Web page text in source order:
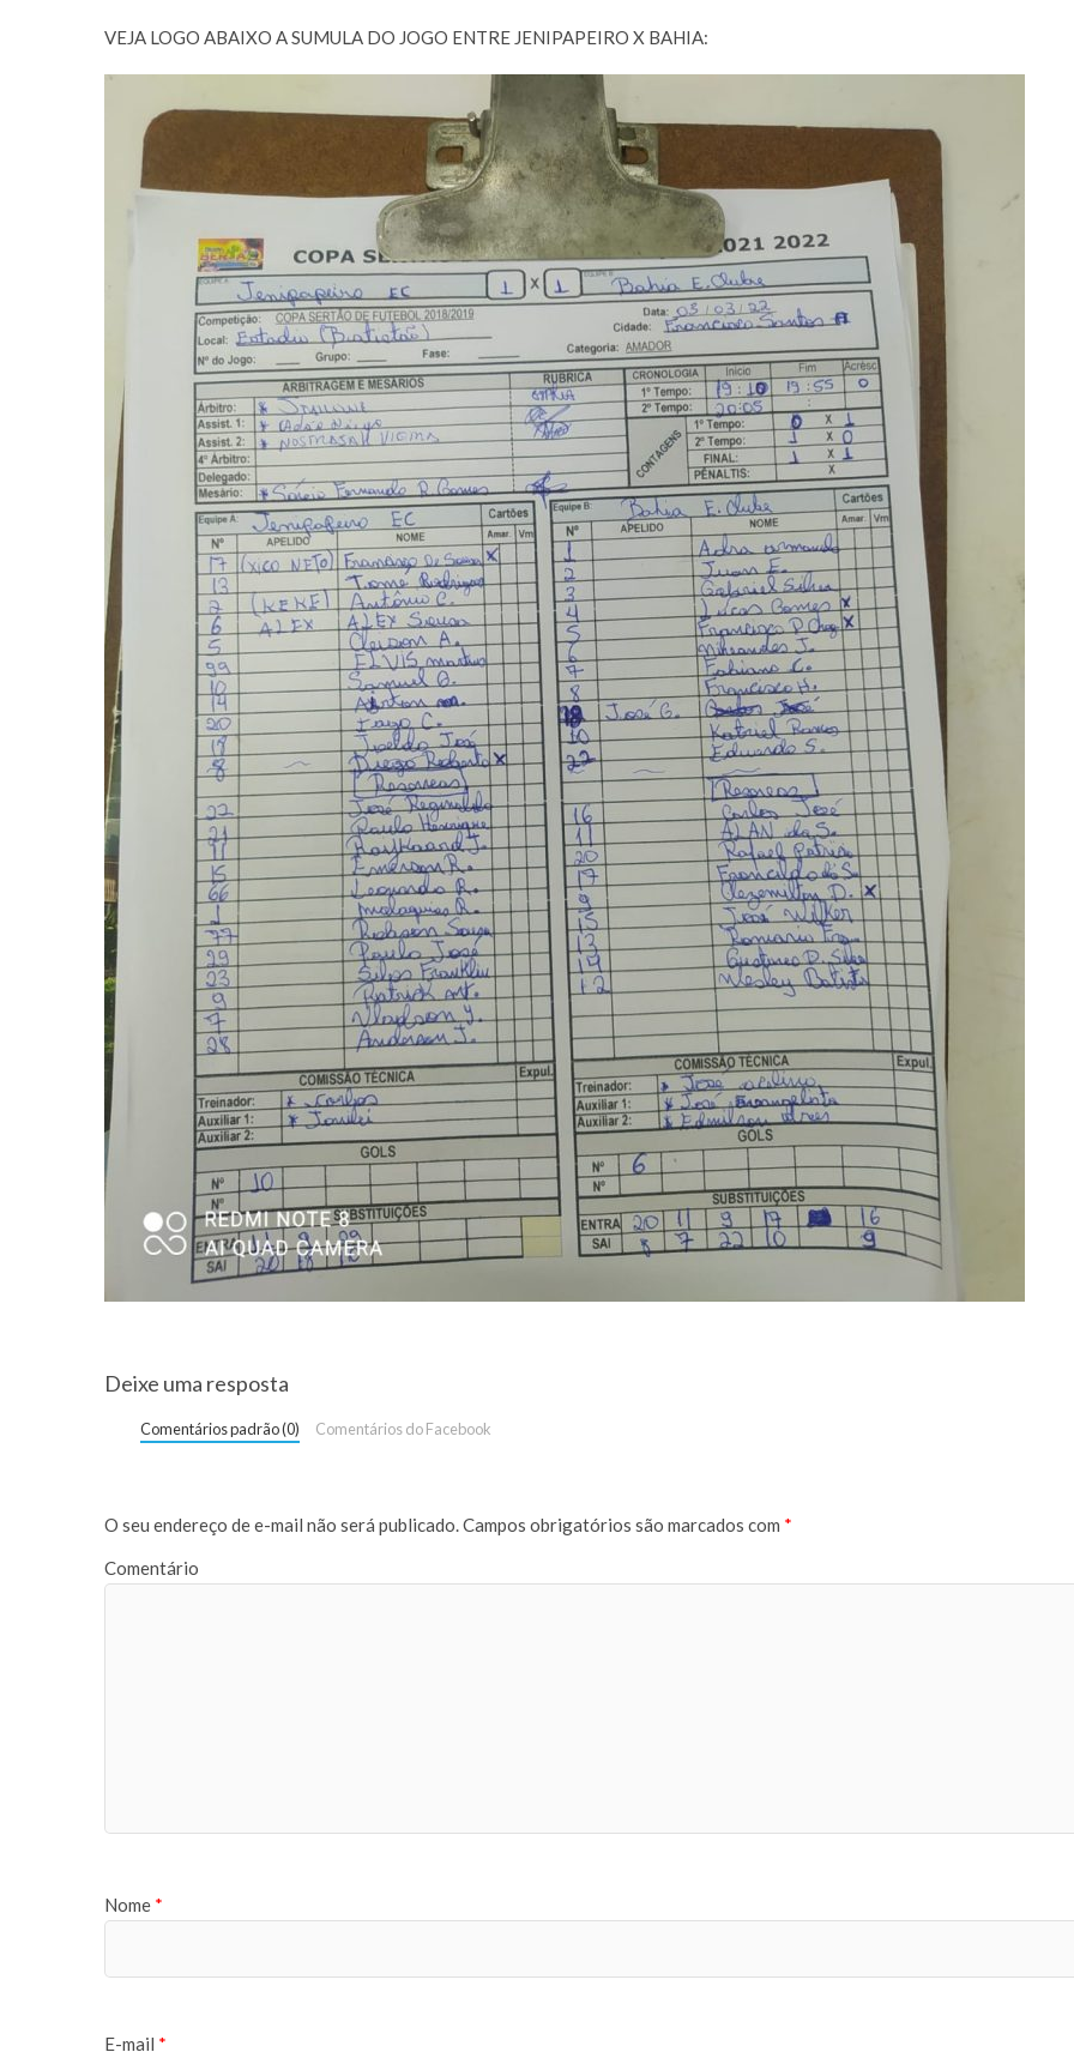
VEJA LOGO ABAIXO A SUMULA DO JOGO ENTRE JENIPAPEIRO X BAHIA:
Deixe uma resposta
Comentários padrão (0) Comentários do Facebook
O seu endereço de e-mail não será publicado.Campos obrigatórios são marcados com *
Comentário
Nome *
E-mail *